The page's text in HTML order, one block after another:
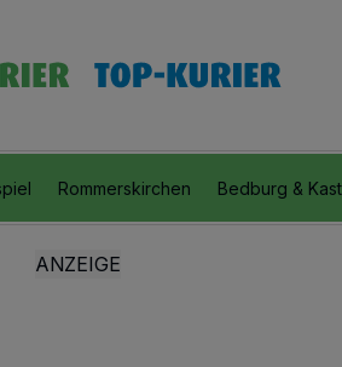
Rommerskirchen Bedburg &